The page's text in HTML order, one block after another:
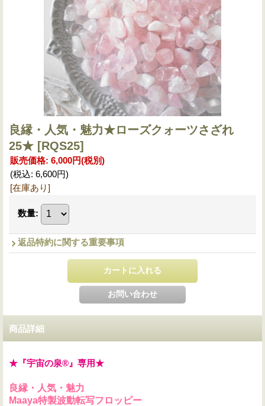
良縁・人気・魅力★ローズクォーツさざれ
25★ [RQS25]
販売価格: 6,000円(税別)
(税込: 6,600円)
[在庫あり]
数量:
返品特約に関する重要事項
商品詳細
★『宇宙の泉®』専用★
良縁・人気・魅力
Maaya特製波動転写フロッピー